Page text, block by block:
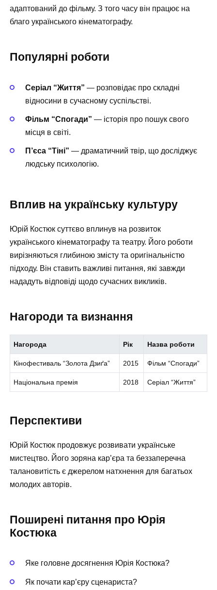
адаптований до фільму. З того часу він працює на
благо українського кінематографу.
Популярні роботи
Серіал “Життя” — розповідає про складні
відносини в сучасному суспільстві.
Фільм “Спогади” — історія про пошук свого
місця в світі.
П’єса “Тіні” — драматичний твір, що досліджує
людську психологію.
Вплив на українську культуру
Юрій Костюк суттєво вплинув на розвиток
українського кінематографу та театру. Його роботи
вирізняються глибиною змісту та оригінальністю
підходу. Він ставить важливі питання, які завжди
нададуть відповіді щодо сучасних викликів.
Нагороди та визнання
Нагорода Рік Назва роботи
Кінофестиваль “Золота Дзиґа” 2015 Фільм “Спогади”
Національна премія 2018 Серіал “Життя”
Перспективи
Юрій Костюк продовжує розвивати українське
мистецтво. Його зоряна кар’єра та беззаперечна
талановитість є джерелом натхнення для багатьох
молодих авторів.
Поширені питання про Юрія
Костюка
Яке головне досягнення Юрія Костюка?
Як почати кар’єру сценариста?